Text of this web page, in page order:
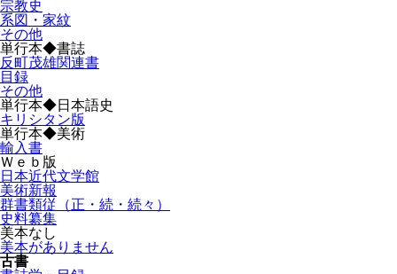
宗教史
系図・家紋
その他
単行本◆書誌
反町茂雄関連書
目録
その他
単行本◆日本語史
キリシタン版
単行本◆美術
輸入書
Ｗｅｂ版
日本近代文学館
美術新報
群書類従（正・続・続々）
史料纂集
美本なし
美本がありません
古書